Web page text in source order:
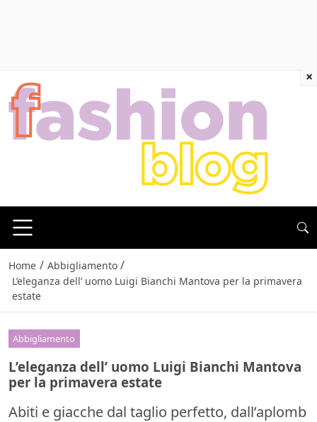
Home / Abbigliamento /
L’eleganza dell’ uomo Luigi Bianchi Mantova per la primavera
estate
Abbigliamento
L’eleganza dell’ uomo Luigi Bianchi Mantova
per la primavera estate
Abiti e giacche dal taglio perfetto, dall’aplomb
×